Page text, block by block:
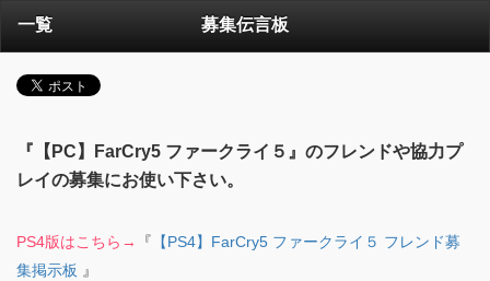
一覧 募集伝言板
『【PC】FarCry5 ファークライ５』のフレンドや協力プ
レイの募集にお使い下さい。
PS4版はこちら→ 『 【PS4】FarCry5 ファークライ５ フレンド募
集掲示板 』